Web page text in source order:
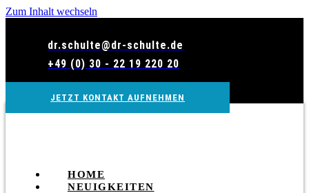
Zum Inhalt wechseln
dr.schulte@dr-schulte.de
+49 (0) 30 - 22 19 220 20
JETZT KONTAKT AUFNEHMEN
HOME
NEUIGKEITEN